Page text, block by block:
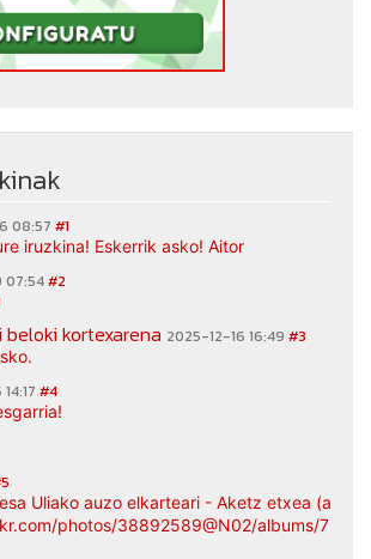
08:57 #1
iruzkina! Eskerrik asko! Aitor
07:54#2
kortexarena 2025-12-16 16:49 #3
#4
Uliako auzo elkarteari - Aketz etxea
photos/38892589@N02/albums/